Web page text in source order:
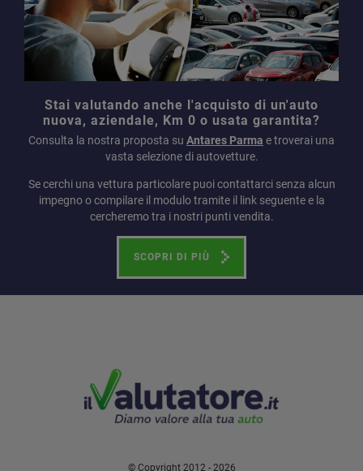
Stai valutando anche l'acquisto di un'auto
nuova, aziendale, Km 0 o usata garantita?
Consulta la nostra proposta su Antares Parma e troverai una
vasta selezione di autovetture.
Se cerchi una vettura particolare puoi contattarci senza alcun
impegno o compilare il modulo tramite il link seguente e la
cercheremo tra i nostri punti vendita.
SCOPRI DI PIÙ
© Copyright 2012 - 2026